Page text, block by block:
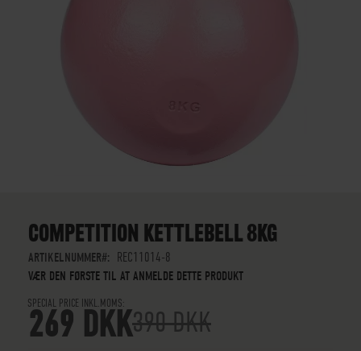
BILLEDGALLERIET
COMPETITION KETTLEBELL 8KG
ARTIKELNUMMER
REC11014-8
VÆR DEN FØRSTE TIL AT ANMELDE DETTE PRODUKT
SPECIAL PRICE INKL.MOMS
269 DKK390 DKK